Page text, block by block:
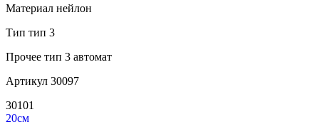
Материал нейлон
Тип тип 3
Прочее тип 3 автомат
Артикул 30097
30101
20см